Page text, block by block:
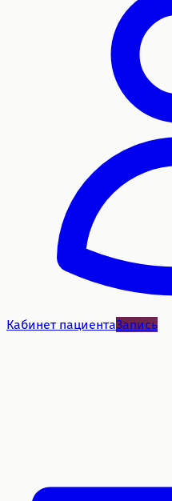
Кабинет пациентаЗапись